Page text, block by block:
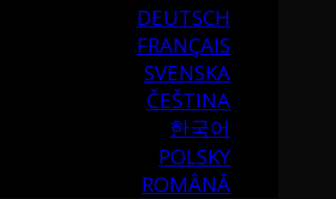
DEUTSCH
FRANÇAIS
SVENSKA
ČEŠTINA
한국어
POLSKY
ROMÂNĂ